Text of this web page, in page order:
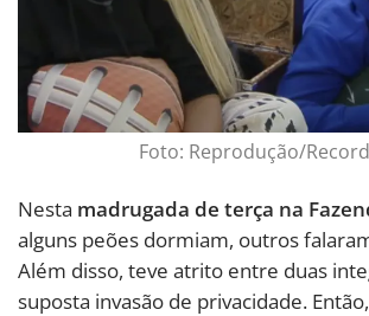
Foto: Reprodução/
Nesta madrugada de terça na
alguns peões dormiam, outros
Além disso, teve atrito entre duas
suposta invasão de privacidade.